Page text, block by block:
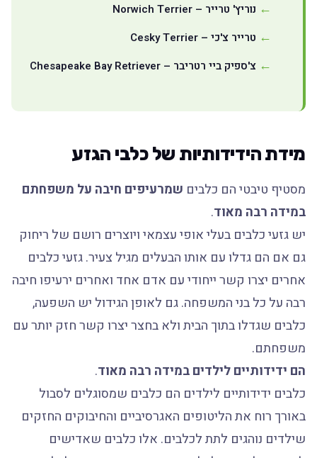
נוריץ' טרייר – Norwich Terrier
טרייר צ'כי – Cesky Terrier
צ'ספיק ביי רטריבר – Chesapeake Bay Retriever
מידת הידידותיות של כלבי הגזע
מסטיף טיבטי הם כלבים שמרעיפים חיבה על משפחתם
במידה רבה מאוד.
יש גזעי כלבים בעלי אופי עצמאי ויוצרים רושם של ריחוק
גם אם הם גדלו עם אותו הבעלים מגיל צעיר. גזעי כלבים
אחרים יצרו קשר ייחודי עם אדם אחד ואחרים ירעיפו חיבה
רבה על כל בני המשפחה. גם לאופן הגידול יש השפעה,
כלבים שגדלו בתוך הבית ולא בחצר יצרו קשר חזק יותר עם
משפחתם.
הם ידידותיים לילדים במידה רבה מאוד.
כלבים ידידותיים לילדים הם כלבים שמסוגלים לסבול
באורך רוח את הליטופים האגרסיביים והחיבוקים החזקים
שילדים נוהגים לתת לכלבים. אלו כלבים שאדישים